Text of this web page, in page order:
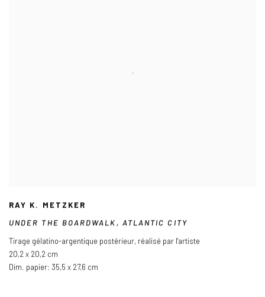
RAY K. METZKER
UNDER THE BOARDWALK, ATLANTIC CITY
Tirage gélatino-argentique postérieur, réalisé par l'artiste
20,2 x 20,2 cm
Dim. papier: 35,5 x 27,6 cm